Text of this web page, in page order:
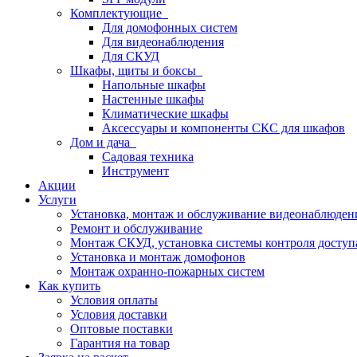
Комплектующие
Для домофонных систем
Для видеонаблюдения
Для СКУД
Шкафы, щиты и боксы
Напольные шкафы
Настенные шкафы
Климатические шкафы
Аксессуары и компоненты СКС для шкафов
Дом и дача
Садовая техника
Инструмент
Акции
Услуги
Установка, монтаж и обслуживание
Ремонт и обслуживание
Монтаж СКУД, установка системы контроля
Установка и монтаж домофонов
Монтаж охранно-пожарных систем
Как купить
Условия оплаты
Условия доставки
Оптовые поставки
Гарантия на товар